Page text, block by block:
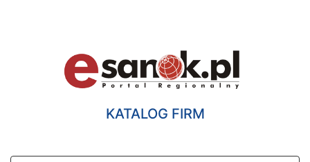
KATALOG FIRM